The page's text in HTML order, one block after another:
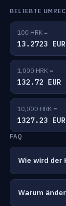
BELIEBTE
100 HRK =
13.2723 EUR
1,000 HRK =
132.72 EUR
10,000 HRK =
1327.23 EUR
FAQ
Wie wird der
Warum